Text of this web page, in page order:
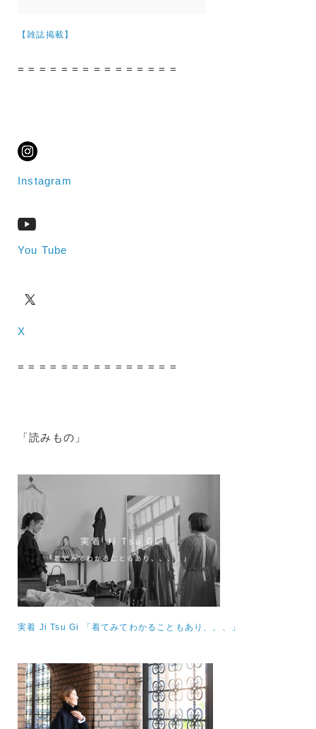
【雑誌掲載】
= = = = = = = = = = = = = = =
Instagram
You Tube
X
= = = = = = = = = = = = = = =
「読みもの」
実着 Ji Tsu Gi 「着てみてわかることもあり、、、」